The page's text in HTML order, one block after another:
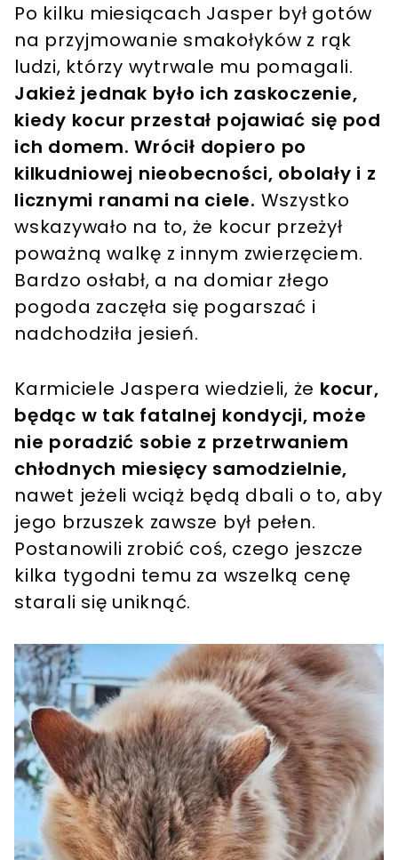
Po kilku miesiącach Jasper był gotów
na przyjmowanie smakołyków z rąk
ludzi, którzy wytrwale mu pomagali.
Jakież jednak było ich zaskoczenie,
kiedy kocur przestał pojawiać się pod
ich domem. Wrócił dopiero po
kilkudniowej nieobecności, obolały i z
licznymi ranami na ciele. Wszystko
wskazywało na to, że kocur przeżył
poważną walkę z innym zwierzęciem.
Bardzo osłabł, a na domiar złego
pogoda zaczęła się pogarszać i
nadchodziła jesień.
Karmiciele Jaspera wiedzieli, że kocur,
będąc w tak fatalnej kondycji, może
nie poradzić sobie z przetrwaniem
chłodnych miesięcy samodzielnie,
nawet jeżeli wciąż będą dbali o to, aby
jego brzuszek zawsze był pełen.
Postanowili zrobić coś, czego jeszcze
kilka tygodni temu za wszelką cenę
starali się uniknąć.